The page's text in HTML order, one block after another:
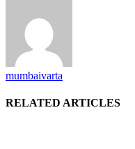
mumbaivarta
RELATED ARTICLES